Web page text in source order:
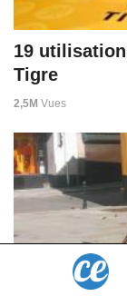
19
Tigre
2,5M Vues